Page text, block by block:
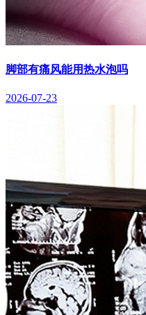
脚部有痛风能用热水泡吗
2026-07-23